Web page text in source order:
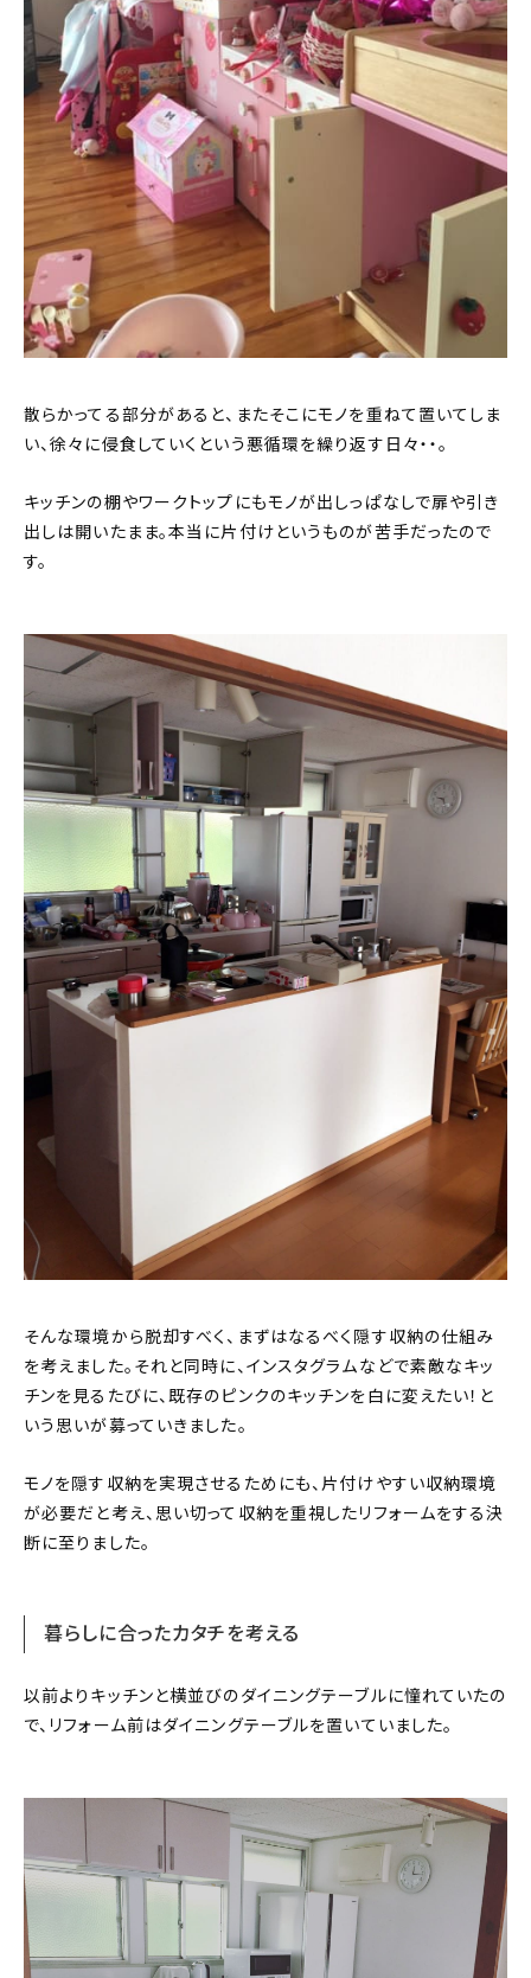
散らかってる部分があると、またそこにモノを重ねて置いてしま
い、徐々に侵食していくという悪循環を繰り返す日々・・。
キッチンの棚やワークトップにもモノが出しっぱなしで扉や引き
出しは開いたまま。本当に片付けというものが苦手だったので
す。
そんな環境から脱却すべく、まずはなるべく隠す収納の仕組み
を考えました。それと同時に、インスタグラムなどで素敵なキッ
チンを見るたびに、既存のピンクのキッチンを白に変えたい！と
いう思いが募っていきました。
モノを隠す収納を実現させるためにも、片付けやすい収納環境
が必要だと考え、思い切って収納を重視したリフォームをする決
断に至りました。
暮らしに合ったカタチを考える
以前よりキッチンと横並びのダイニングテーブルに憧れていたの
で、リフォーム前はダイニングテーブルを置いていました。